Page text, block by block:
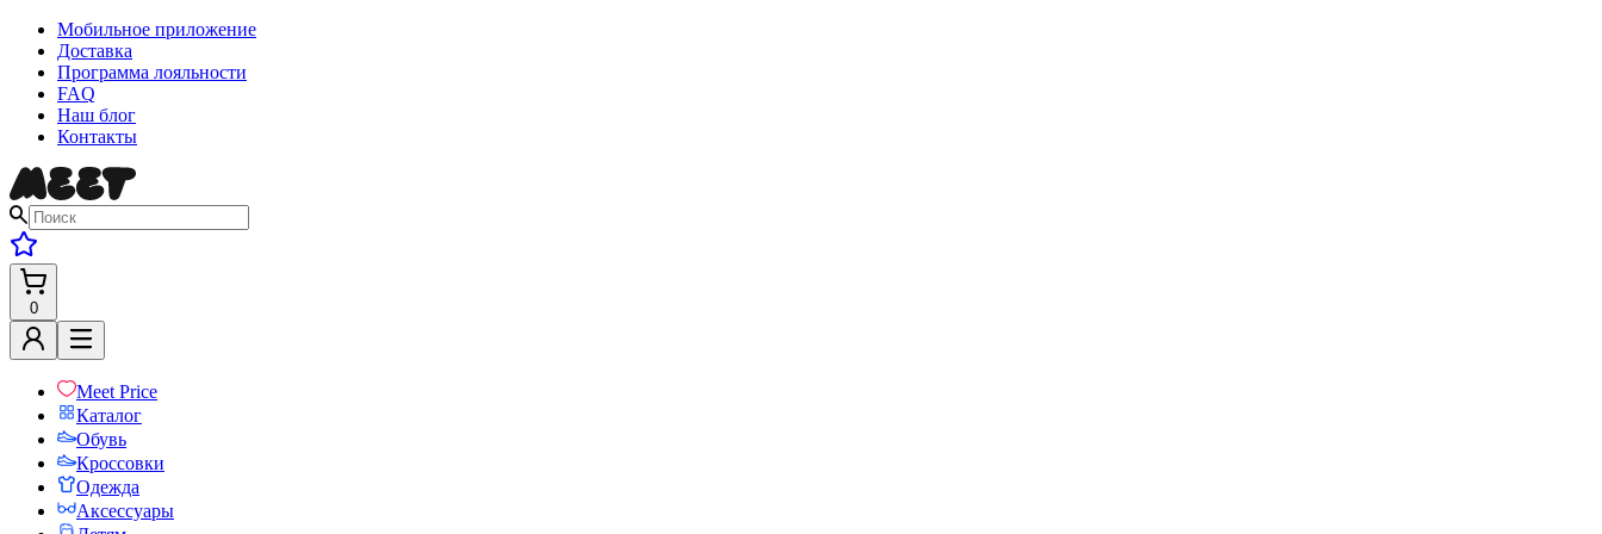
Мобильное приложение
Доставка
Программа лояльности
FAQ
Наш блог
Контакты
0
Meet Price
Каталог
Обувь
Кроссовки
Одежда
Аксессуары